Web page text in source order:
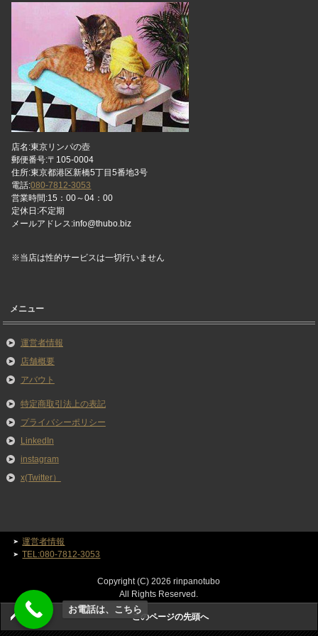
店名:東京リンパの壺
郵便番号:〒105-0004
住所:東京都港区新橋5丁目5番地3号
電話:080-7812-3053
営業時間:15：00～04：00
定休日:不定期
メールアドレス:info@thubo.biz
※当店は性的サービスは一切行いません
メニュー
運営者情報
店舗概要
アバウト
特定商取引法上の表記
プライバシーポリシー
LinkedIn
instagram
x(Twitter）
運営者情報
TEL:080-7812-3053
Copyright (C) 2026 rinpanotubo
All Rights Reserved.
このページの先頭へ
お電話は、こちら